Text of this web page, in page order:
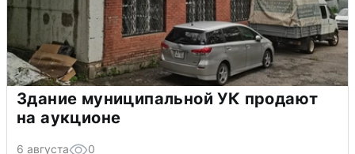
Здание муниципальной УК продают
на аукционе
6 августа 0